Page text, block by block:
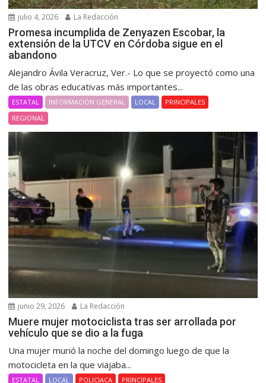
julio 4, 2026 La Redacción
Promesa incumplida de Zenyazen Escobar, la
extensión de la UTCV en Córdoba sigue en el
abandono
Alejandro Ávila Veracruz, Ver.- Lo que se proyectó como una
de las obras educativas más importantes...
ESTATAL INFORMACIÓN GENERAL LOCAL
PRINCIPALES
REGIONAL
junio 29, 2026 La Redacción
Muere mujer motociclista tras ser arrollada por
vehículo que se dio a la fuga
Una mujer murió la noche del domingo luego de que la
motocicleta en la que viajaba...
ESTATAL LOCAL POLICIACA PRINCIPALES